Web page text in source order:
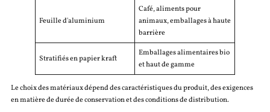
Feuille d'aluminium
Café, aliments pour
animaux, emballages à haute
barrière
Stratifiés en papier kraft
Emballages alimentaires bio
et haut de gamme
Le choix des matériaux dépend des caractéristiques du produit, des exigences
en matière de durée de conservation et des conditions de distribution.